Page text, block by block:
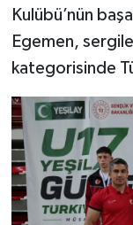
Kulübü’nün
Egemen,
kategorisinde